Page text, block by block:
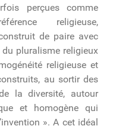
perçues comme
religieuse,
de paire avec
du pluralisme religieux
religieuse et
au sortir des
la diversité, autour
et homogène qui
». A cet idéal